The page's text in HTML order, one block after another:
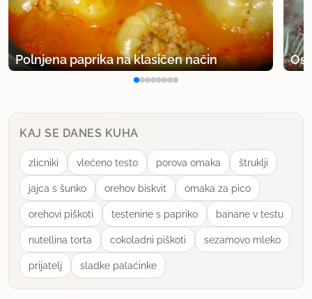
Polnjena paprika na klasičen način
KAJ SE DANES KUHA
zlicniki vlećeno testo porova omaka štruklji
jajca s šunko orehov biskvit omaka za pico
orehovi piškoti testenine s papriko banane v testu
nutellina torta cokoladni piškoti sezamovo mleko
prijatelj sladke palaćinke